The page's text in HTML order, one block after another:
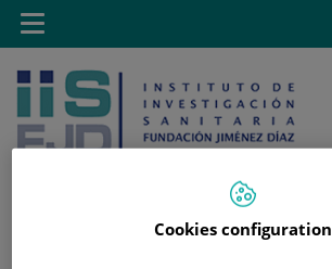
Jump to content
Toggle
navigation
Cookies configuration